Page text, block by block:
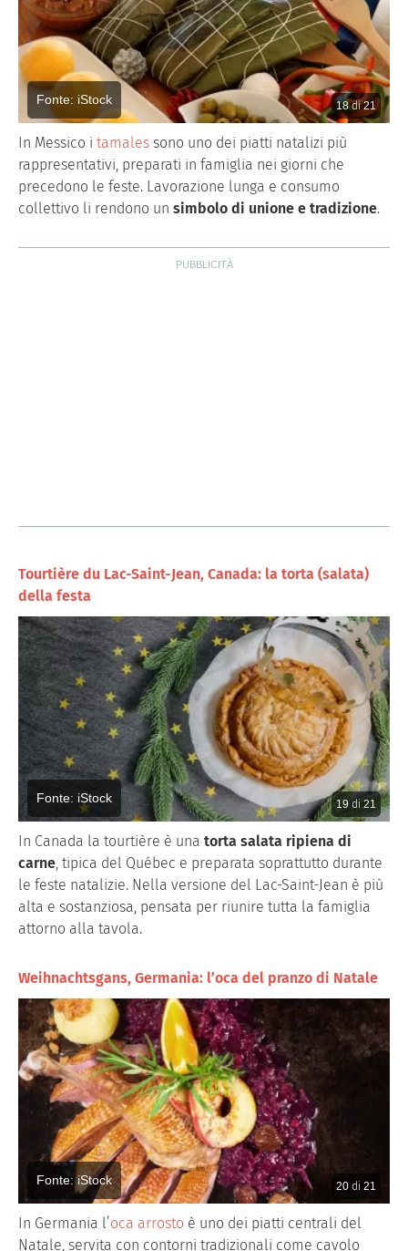
18di21
Fonte: iStock
In Messico i tamales sono uno dei piatti natalizi più
rappresentativi, preparati in famiglia nei giorni che
precedono le feste. Lavorazione lunga e consumo
collettivo li rendono un simbolo di unione e tradizione.
Tourtière du Lac-Saint-Jean, Canada: la torta (salata)
della festa
19di 21
Fonte: iStock
In Canada la tourtière è una torta salata ripiena di
carne, tipica del Québec e preparata soprattutto durante
le feste natalizie. Nella versione del Lac-Saint-Jean è più
alta e sostanziosa, pensata per riunire tutta la famiglia
attorno alla tavola.
Weihnachtsgans, Germania: l’oca del pranzo di Natale
20 di 21
Fonte: iStock
In Germania l’oca arrosto è uno dei piatti centrali del
Natale, servita con contorni tradizionali come cavolo